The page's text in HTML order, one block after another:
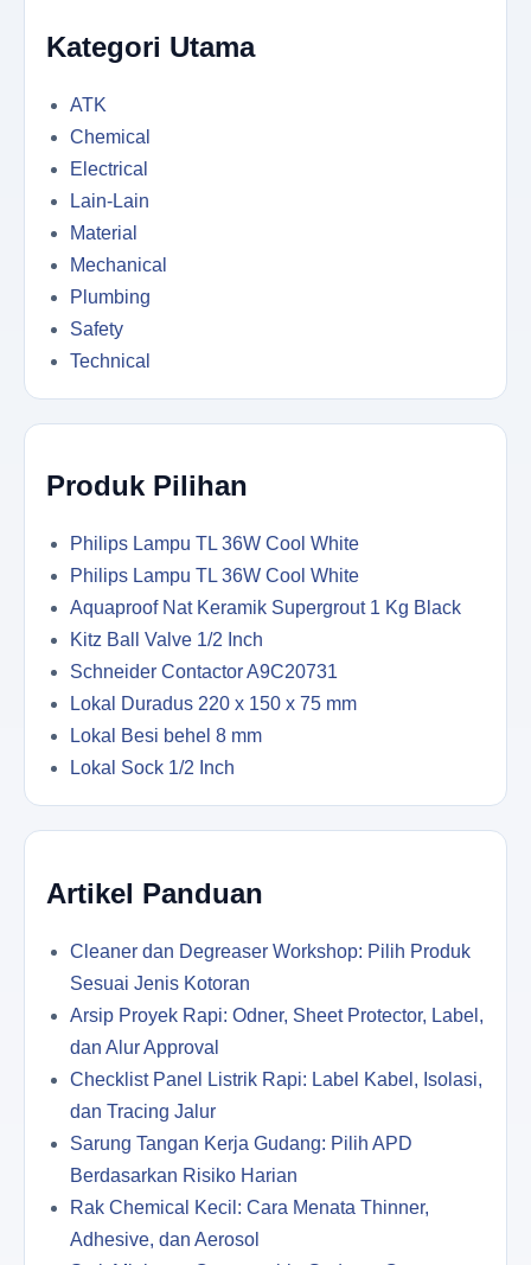
Kategori Utama
ATK
Chemical
Electrical
Lain-Lain
Material
Mechanical
Plumbing
Safety
Technical
Produk Pilihan
Philips Lampu TL 36W Cool White
Philips Lampu TL 36W Cool White
Aquaproof Nat Keramik Supergrout 1 Kg Black
Kitz Ball Valve 1/2 Inch
Schneider Contactor A9C20731
Lokal Duradus 220 x 150 x 75 mm
Lokal Besi behel 8 mm
Lokal Sock 1/2 Inch
Artikel Panduan
Cleaner dan Degreaser Workshop: Pilih Produk
Sesuai Jenis Kotoran
Arsip Proyek Rapi: Odner, Sheet Protector, Label,
dan Alur Approval
Checklist Panel Listrik Rapi: Label Kabel, Isolasi,
dan Tracing Jalur
Sarung Tangan Kerja Gudang: Pilih APD
Berdasarkan Risiko Harian
Rak Chemical Kecil: Cara Menata Thinner,
Adhesive, dan Aerosol